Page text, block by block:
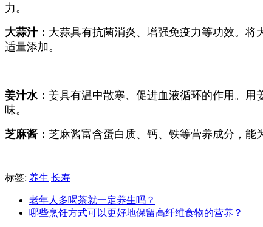
力。
大蒜汁： 大蒜具有抗菌消炎、增强免疫力等功效。
适量添加。
姜汁水： 姜具有温中散寒、促进血液循环的作用。
味。
芝麻酱： 芝麻酱富含蛋白质、钙、铁等营养成分，能
标签: 养生 长寿
老年人多喝茶就一定养生吗？
哪些烹饪方式可以更好地保留高纤维食物的营养？